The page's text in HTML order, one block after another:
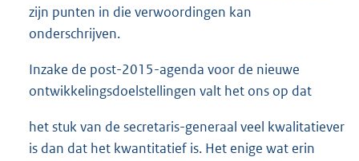
zijn punten in die verwoordingen kan
onderschrijven.
Inzake de post-2015-agenda voor de nieuwe
ontwikkelingsdoelstellingen valt het ons op dat
het stuk van de secretaris-generaal veel kwalitatiever
is dan dat het kwantitatief is. Het enige wat erin